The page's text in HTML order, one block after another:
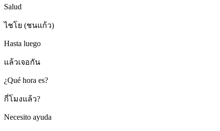
Salud
ไชโย (ชนแก้ว)
Hasta luego
แล้วเจอกัน
¿Qué hora es?
กี่โมงแล้ว?
Necesito ayuda